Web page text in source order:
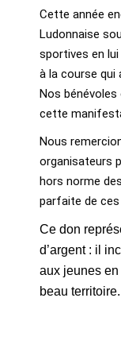
Cette année
Ludonnaise
sportives en
à la course qui
Nos bénévoles
cette
Nous
organisateurs
hors norme
parfaite de
Ce don
d’argent : il
aux jeunes
beau territoire.